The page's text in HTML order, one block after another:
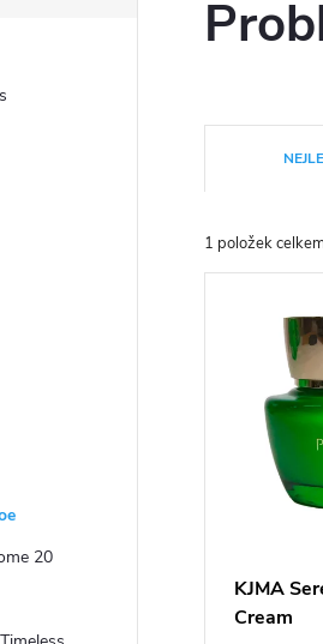
20
a
z
1 položek
KJMA
Cream